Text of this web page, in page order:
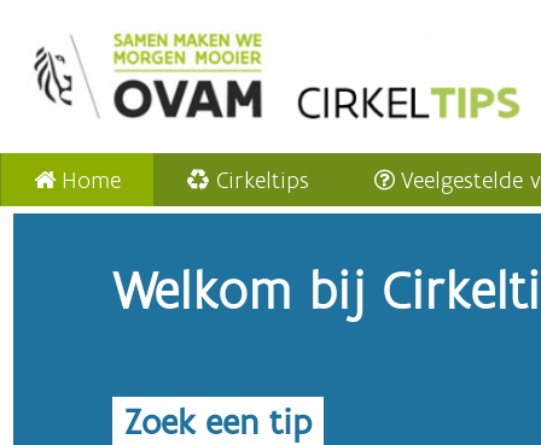
Home Cirkeltips Veelgestelde
Welkom bij
Zoek een tip